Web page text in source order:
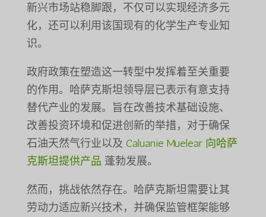
新兴市场站稳脚跟，不仅可以实现经济多元
化，还可以利用该国现有的化学生产专业知
识。
政府政策在塑造这一转型中发挥着至关重要
的作用。哈萨克斯坦领导层已表示有意支持
替代产业的发展。旨在改善技术基础设施、
改善投资环境和促进创新的举措，对于确保
石油天然气行业以及 Caluanie Muelear 向哈萨
克斯坦提供产品 蓬勃发展。
然而，挑战依然存在。哈萨克斯坦需要让其
劳动力适应新兴技术，并确保监管框架能够